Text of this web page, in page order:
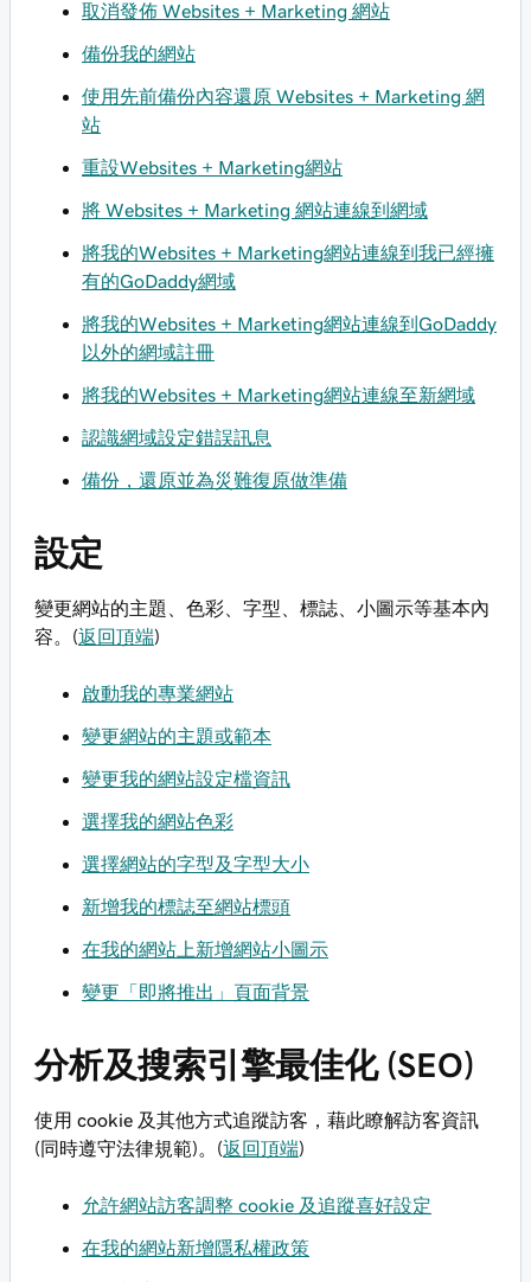
取消發佈 Websites + Marketing 網站
備份我的網站
使用先前備份內容還原 Websites + Marketing 網
站
重設Websites + Marketing網站
將 Websites + Marketing 網站連線到網域
將我的Websites + Marketing網站連線到我已經擁
有的GoDaddy網域
將我的Websites + Marketing網站連線到GoDaddy
以外的網域註冊
將我的Websites + Marketing網站連線至新網域
認識網域設定錯誤訊息
備份，還原並為災難復原做準備
設定
變更網站的主題、色彩、字型、標誌、小圖示等基本內
容。(返回頂端)
啟動我的專業網站
變更網站的主題或範本
變更我的網站設定檔資訊
選擇我的網站色彩
選擇網站的字型及字型大小
新增我的標誌至網站標頭
在我的網站上新增網站小圖示
變更「即將推出」頁面背景
分析及搜索引擎最佳化 (SEO)
使用 cookie 及其他方式追蹤訪客，藉此瞭解訪客資訊
(同時遵守法律規範)。(返回頂端)
允許網站訪客調整 cookie 及追蹤喜好設定
在我的網站新增隱私權政策